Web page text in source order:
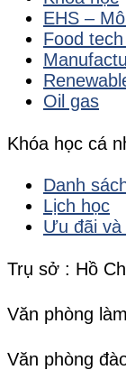
EHS –
Food
Oil gas
Khóa học cá
Danh
Lịch học
Ưu đãi
Trụ sở : Hồ
Văn phòng
Văn phòng